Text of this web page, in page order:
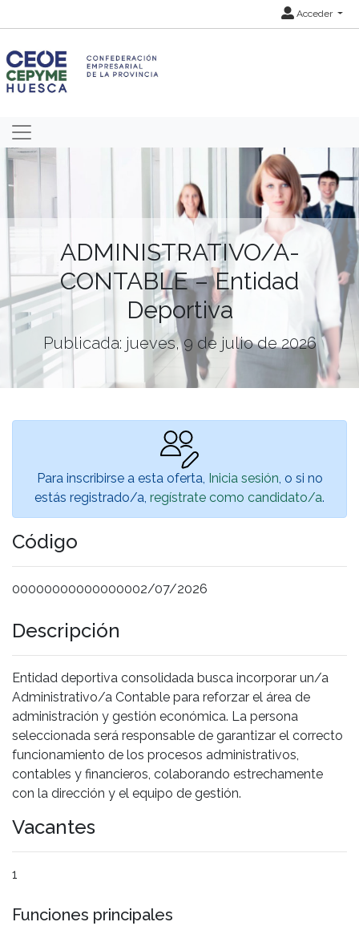
Acceder
ADMINISTRATIVO/A-
CONTABLE – Entidad
Deportiva
Publicada: jueves, 9 de julio de 2026
Para inscribirse a esta oferta, Inicia sesión , o si no
estás registrado/a, regístrate como candidato/a.
Código
00000000000000002/07/2026
Descripción
Entidad deportiva consolidada busca incorporar un/a
Administrativo/a Contable para reforzar el área de
administración y gestión económica. La persona
seleccionada será responsable de garantizar el correcto
funcionamiento de los procesos administrativos,
contables y financieros, colaborando estrechamente
con la dirección y el equipo de gestión.
Vacantes
1
Funciones principales